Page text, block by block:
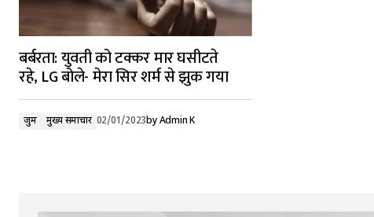
बर्बरता: युवती को टक्कर मार घसीटते
रहे, LG बोले- मेरा सिर शर्म से झुक गया
जुर्म मुख्य समाचार 02/01/2023by Admin K